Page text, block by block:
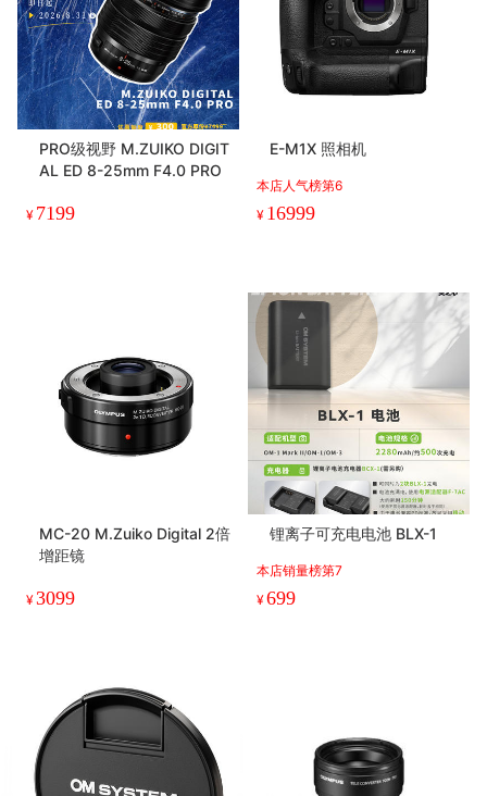
PRO级视野 M.ZUIKO DIGIT
AL ED 8-25mm F4.0 PRO
¥ 7199
E-M1X 照相机
本店人气榜第6
¥ 16999
MC-20 M.Zuiko Digital 2倍
增距镜
¥3099
锂离子可充电电池 BLX-1
本店销量榜第7
¥699